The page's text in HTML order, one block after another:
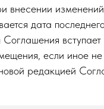
внесении изменений
дата
вступает
если иное не
редакцией